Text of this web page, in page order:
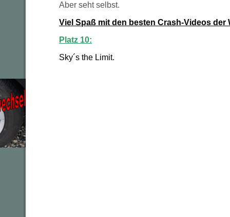
Aber seht selbst.
Viel Spaß mit den besten Crash-Videos der
Platz 10:
Sky´s the Limit.